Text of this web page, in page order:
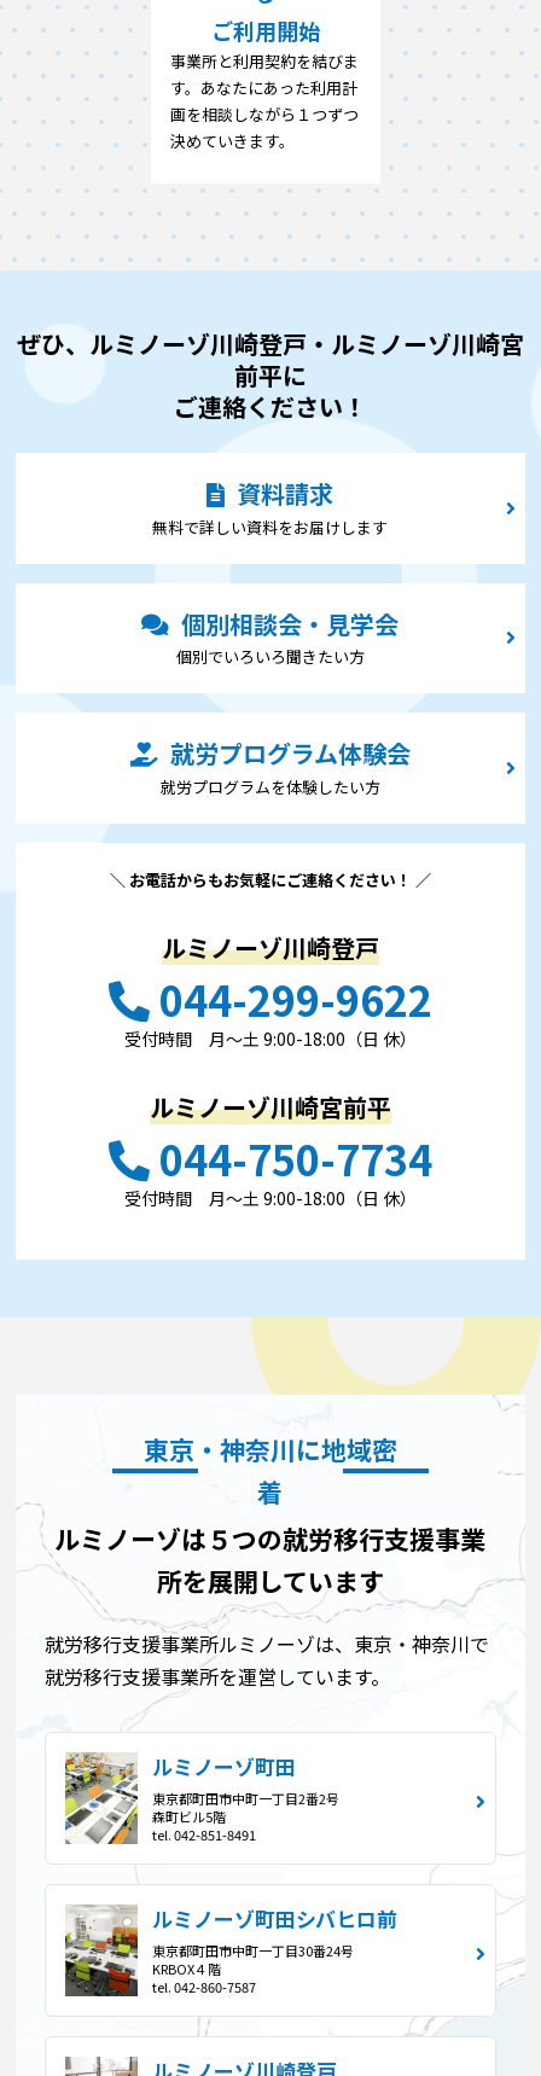
ご利用開始
事業所と利用契約を結びま
す。あなたにあった利用計
画を相談しながら１つずつ
決めていきます。
ぜひ、ルミノーゾ川崎登戸・ルミノーゾ川崎宮
前平に
ご連絡ください！
資料請求
無料で詳しい資料をお届けします
個別相談会・見学会
個別でいろいろ聞きたい⽅
就労プログラム体験会
就労プログラムを体験したい⽅
＼ お電話からもお気軽にご連絡ください！ ／
ルミノーゾ川崎登戸
044-299-9622
受付時間 ⽉〜⼟ 9:00-18:00（日 休）
ルミノーゾ川崎宮前平
044-750-7734
受付時間 ⽉〜⼟ 9:00-18:00（日 休）
東京・神奈川に地域密
着
ルミノーゾは５つの就労移行支援事業
所を展開しています
就労移行支援事業所ルミノーゾは、東京・神奈川で
就労移行支援事業所を運営しています。
ルミノーゾ町田
東京都町田市中町一丁目2番2号
森町ビル5階
tel. 042-851-8491
ルミノーゾ町田シバヒロ前
東京都町田市中町一丁目30番24号
KRBOX４階
tel. 042-860-7587